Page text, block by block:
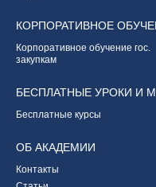
КОРПОРАТИВНОЕ
Корпоративное обучение гос.
закупкам
БЕСПЛАТНЫЕ УРОКИ И
Бесплатные курсы
ОБ АКАДЕМИИ
Контакты